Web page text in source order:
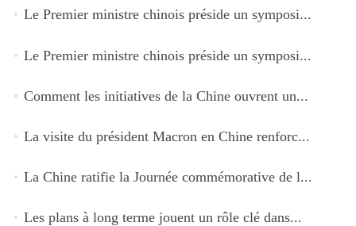
Le Premier ministre chinois préside un symposi...
Le Premier ministre chinois préside un symposi...
Comment les initiatives de la Chine ouvrent un...
La visite du président Macron en Chine renforc...
La Chine ratifie la Journée commémorative de l...
Les plans à long terme jouent un rôle clé dans...